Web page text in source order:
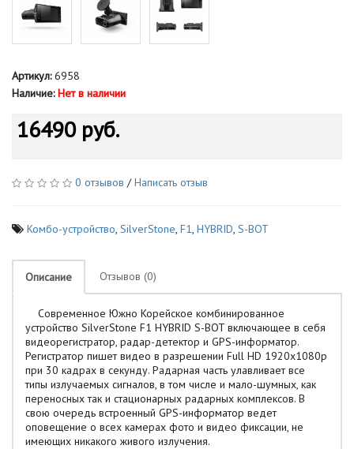
Артикул:6958
Наличие: Нет в наличии
16490 руб.
0 отзывов /Написать отзыв
Комбо-устройство, SilverStone, F1, HYBRID, S-BOT
Описание Отзывов (0)
Современное Южно Корейское комбинированное
устройство SilverStone F1 HYBRID S-BOT включающее в себя
видеорегистратор, радар-детектор и GPS-информатор.
Регистратор пишет видео в разрешении Full HD 1920х1080p
при 30 кадрах в секунду. Радарная часть улавливает все
типы излучаемых сигналов, в том числе и мало-шумных, как
переносных так и стационарных радарных комплексов. В
свою очередь встроенный GPS-информатор ведет
оповещение о всех камерах фото и видео фиксации, не
имеющих никакого живого излучения.